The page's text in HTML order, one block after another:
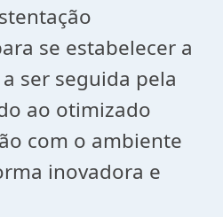
se estabelecer a
ser seguida pela
ao otimizado
com o ambiente
inovadora e